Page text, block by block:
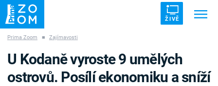
ŽIVĚ
ZÁHADY VETŘELCI DÁVNOVĚKU
Prima Zoom ■ Zajímavosti
U Kodaně vyroste 9 umělých
ostrovů. Posílí ekonomiku a sníží